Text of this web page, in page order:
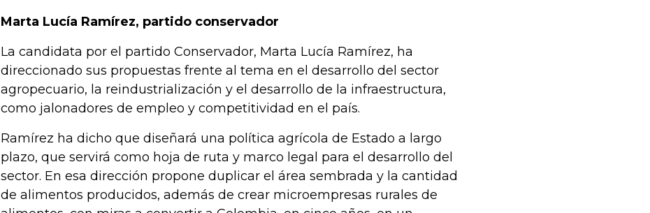
Marta Lucía Ramírez, partido conservador
La candidata por el partido Conservador, Marta Lucía Ramírez, ha
direccionado sus propuestas frente al tema en el desarrollo del sector
agropecuario, la reindustrialización y el desarrollo de la infraestructura,
como jalonadores de empleo y competitividad en el país.
Ramírez ha dicho que diseñará una política agrícola de Estado a largo
plazo, que servirá como hoja de ruta y marco legal para el desarrollo del
sector. En esa dirección propone duplicar el área sembrada y la cantidad
de alimentos producidos, además de crear microempresas rurales de